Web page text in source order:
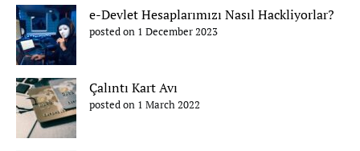
e-Devlet Hesaplarımızı Nasıl Hackliyorlar?
posted on 1 December 2023
Çalıntı Kart Avı
posted on 1 March 2022